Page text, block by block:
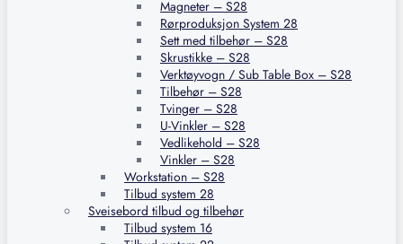
Magneter – S28
Rørproduksjon System 28
Sett med tilbehør – S28
Skrustikke – S28
Verktøyvogn / Sub Table Box – S28
Tilbehør – S28
Tvinger – S28
U-Vinkler – S28
Vedlikehold – S28
Vinkler – S28
Workstation – S28
Tilbud system 28
Sveisebord tilbud og tilbehør
Tilbud system 16